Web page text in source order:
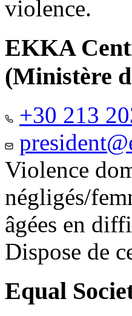
violence.
EKKA
(Ministère
+30 213
Violence
négligés/
âgées en
Dispose de
Equal